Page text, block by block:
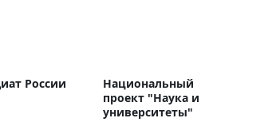
России
Национальный
проект "Наука и
университеты"